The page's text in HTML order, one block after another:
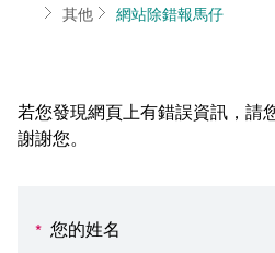
學系公告
活動研習
歷史訊息
立案證明
空大有利的學習條件
環境設備
本校位置
資訊圖像化專區
活動花絮
行政單位簡介
校長室
教務處課務組
學術單位
通識教育中心
法律學系
其他好站
資訊相關法規
校務資訊
新生報名
在學資訊
首頁其他 網站除錯報馬仔
若您發現網頁上有錯誤資訊，請
謝謝您。
* 您的姓名